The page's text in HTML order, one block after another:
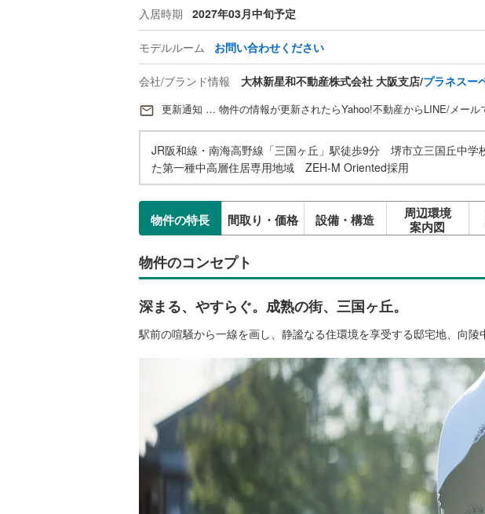
入居時期 2027年03月中旬予定
モデルルーム お問い合わせください
会社/ブランド情報 大林新星和不動産株式会社 大阪支店/プラネスー
更新通知 … 物件の情報が更新されたらYahoo!不動産からLINE/メール
JR阪和線・南海高野線「三国ヶ丘」駅徒歩9分 堺市立三国丘中
た第一種中高層住居専用地域 ZEH-M Oriented採用
物件の特長 間取り・価格 設備・構造
周辺環境
案内図
物件のコンセプト
深まる、やすらぐ。成熟の街、三国ヶ丘。
駅前の喧騒から一線を画し、静謐なる住環境を享受する邸宅地、向陵